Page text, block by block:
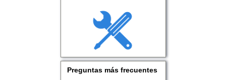
Preguntas más frecuentes